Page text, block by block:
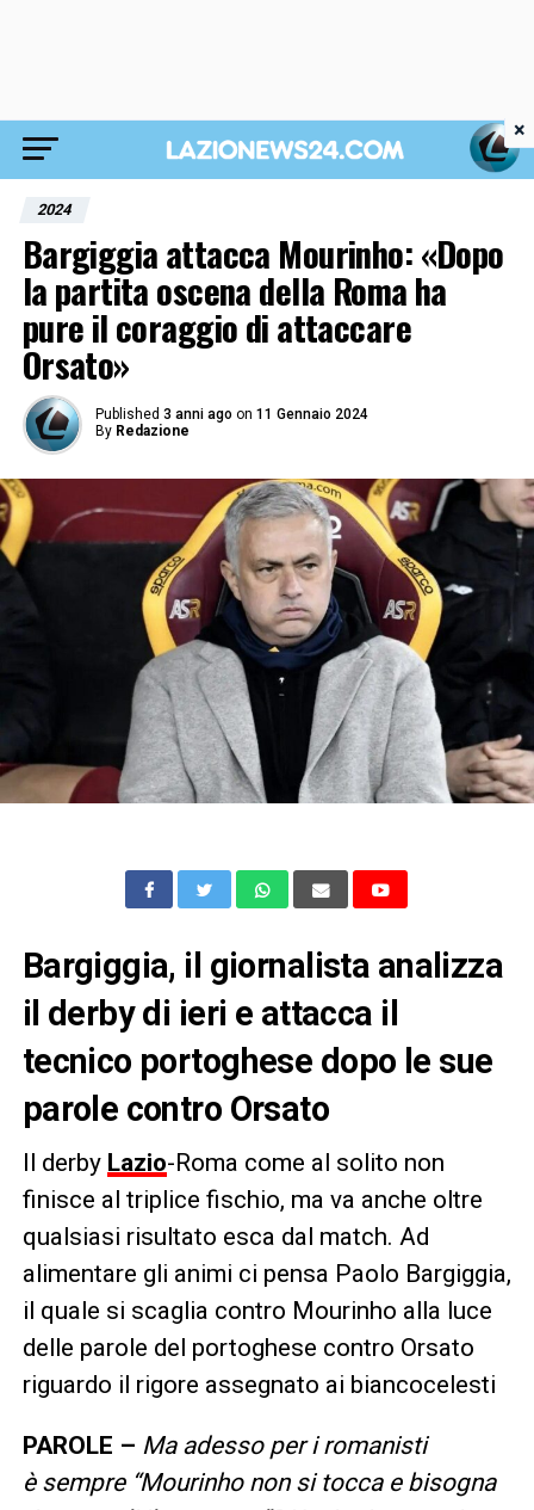
2024
Bargiggia attacca Mourinho: «Dopo
la partita oscena della Roma ha
pure il coraggio di attaccare
Orsato»
Published 3 anni ago on 11 Gennaio 2024
By Redazione
Bargiggia, il giornalista analizza
il derby di ieri e attacca il
tecnico portoghese dopo le sue
parole contro Orsato
Il derby Lazio-Roma come al solito non
finisce al triplice fischio, ma va anche oltre
qualsiasi risultato esca dal match. Ad
alimentare gli animi ci pensa Paolo Bargiggia,
il quale si scaglia contro Mourinho alla luce
delle parole del portoghese contro Orsato
riguardo il rigore assegnato ai biancocelesti
PAROLE – Ma adesso per i romanisti
è sempre “Mourinho non si tocca e bisogna
×